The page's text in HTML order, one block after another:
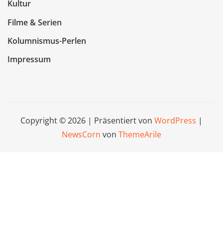
Kultur
Filme & Serien
Kolumnismus-Perlen
Impressum
Copyright © 2026 | Präsentiert von WordPress |
NewsCorn von ThemeArile